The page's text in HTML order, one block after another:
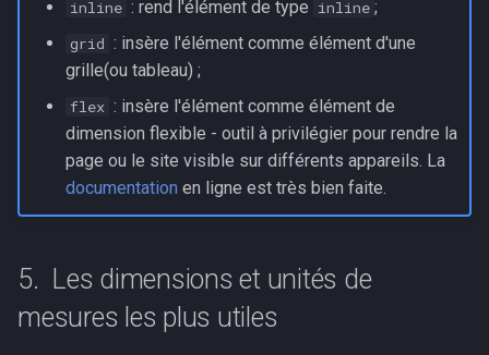
inline : rend l'élément de type inline ;
grid : insère l'élément comme élément d'une
grille(ou tableau) ;
flex : insère l'élément comme élément de
dimension flexible - outil à privilégier pour rendre la
page ou le site visible sur différents appareils. La
documentation en ligne est très bien faite.
Les dimensions et unités de
mesures les plus utiles